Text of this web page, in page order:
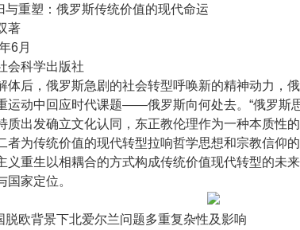
与重塑：俄罗斯传统价值的现代命运
著
6月
会科学出版社
体后，俄罗斯急剧的社会转型呼唤新的精神动力，
运动中回应时代课题——俄罗斯向何处去。“俄罗斯
质出发确立文化认同，东正教伦理作为一种本质性
者为传统价值的现代转型拉响哲学思想和宗教信仰
义重生以相耦合的方式构成传统价值现代转型的未
国家定位。
脱欧背景下北爱尔兰问题多重复杂性及影响